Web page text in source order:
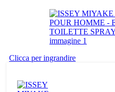
Clicca per ingrandire